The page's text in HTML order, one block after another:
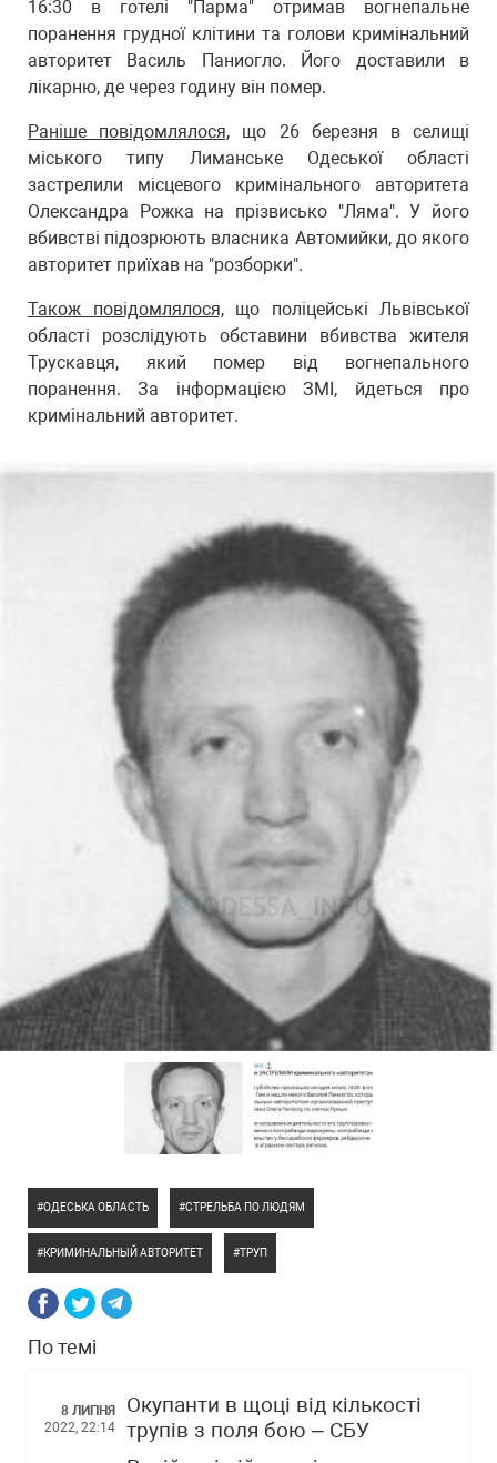
16:30 в готелі "Парма" отримав вогнепальне
поранення грудної клітини та голови кримінальний
авторитет Василь Паниогло. Його доставили в
лікарню, де через годину він помер.
Раніше повідомлялося, що 26 березня в селищі
міського типу Лиманське Одеської області
застрелили місцевого кримінального авторитета
Олександра Рожка на прізвисько "Ляма". У його
вбивстві підозрюють власника Автомийки, до якого
авторитет приїхав на "розборки".
Також повідомлялося,що поліцейські Львівської
області розслідують обставини вбивства жителя
Трускавця, який помер від вогнепального
поранення. За інформацією ЗМІ, йдеться про
кримінальний авторитет.
ОДЕСЬКА ОБЛАСТЬ СТРЕЛЬБА ПО ЛЮДЯМ
КРИМИНАЛЬНЫЙ АВТОРИТЕТ ТРУП
По темі
8 ЛИПНЯ
2022, 22:14
Окупанти в щоці від кількості
трупів з поля бою – СБУ